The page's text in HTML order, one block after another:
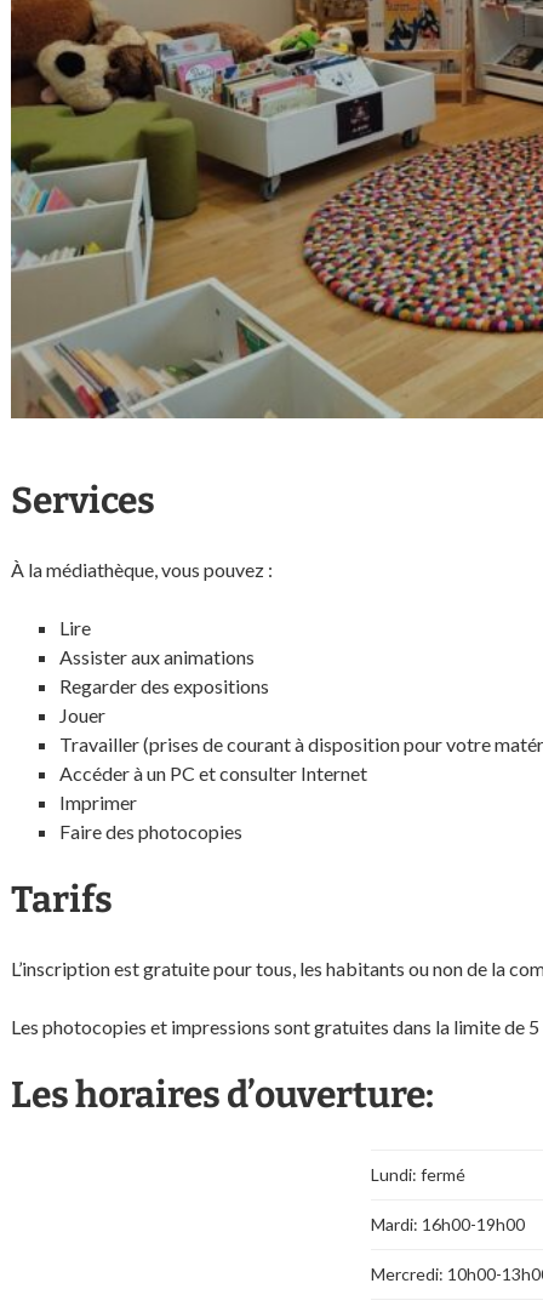
Services
À la médiathèque, vous pouvez :
Lire
Assister aux animations
Regarder des expositions
Jouer
Travailler (prises de courant à disposition pour votre
Accéder à un PC et consulter Internet
Imprimer
Faire des photocopies
Tarifs
L’inscription est gratuite pour tous, les habitants ou non de la
Les photocopies et impressions sont gratuites dans la limite de
Les horaires d’ouverture:
Lundi: fermé
Mardi: 16h00-19h00
Mercredi: 10h00-